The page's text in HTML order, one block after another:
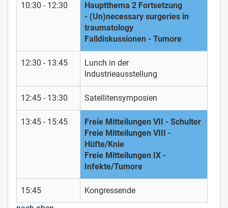
10:30 - 12:30
Hauptthema 2 Fortsetzung
- (Un)necessary surgeries in
traumatology
Falldiskussionen - Tumore
12:30 - 13:45
Lunch in der
Industrieausstellung
12:45 - 13:30 Satellitensymposien
13:45 - 15:45
Freie Mitteilungen VII - Schulter
Freie Mitteilungen VIII -
Hüfte/Knie
Freie Mitteilungen IX -
Infekte/Tumore
15:45
Kongressende